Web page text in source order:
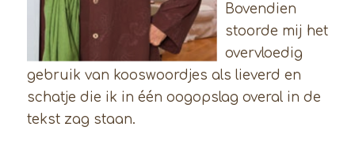
Bovendien
stoorde mij het
overvloedig
gebruik van kooswoordjes als lieverd en
schatje die ik in één oogopslag overal in de
tekst zag staan.